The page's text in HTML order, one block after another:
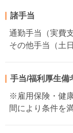
諸手当
通勤手当（実費
その他手当（土
手当/福利厚生備
※雇用保険・健
間により条件を